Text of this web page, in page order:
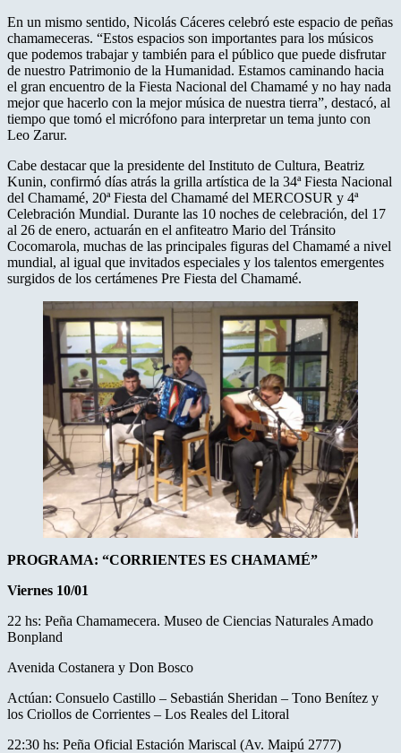
En un mismo sentido, Nicolás Cáceres celebró este espacio de peñas
chamameceras. “Estos espacios son importantes para los músicos
que podemos trabajar y también para el público que puede disfrutar
de nuestro Patrimonio de la Humanidad. Estamos caminando hacia
el gran encuentro de la Fiesta Nacional del Chamamé y no hay nada
mejor que hacerlo con la mejor música de nuestra tierra”, destacó, al
tiempo que tomó el micrófono para interpretar un tema junto con
Leo Zarur.
Cabe destacar que la presidente del Instituto de Cultura, Beatriz
Kunin, confirmó días atrás la grilla artística de la 34ª Fiesta Nacional
del Chamamé, 20ª Fiesta del Chamamé del MERCOSUR y 4ª
Celebración Mundial. Durante las 10 noches de celebración, del 17
al 26 de enero, actuarán en el anfiteatro Mario del Tránsito
Cocomarola, muchas de las principales figuras del Chamamé a nivel
mundial, al igual que invitados especiales y los talentos emergentes
surgidos de los certámenes Pre Fiesta del Chamamé.
PROGRAMA: “CORRIENTES ES CHAMAMÉ”
Viernes 10/01
22 hs: Peña Chamamecera. Museo de Ciencias Naturales Amado
Bonpland
Avenida Costanera y Don Bosco
Actúan: Consuelo Castillo – Sebastián Sheridan – Tono Benítez y
los Criollos de Corrientes – Los Reales del Litoral
22:30 hs: Peña Oficial Estación Mariscal (Av. Maipú 2777)